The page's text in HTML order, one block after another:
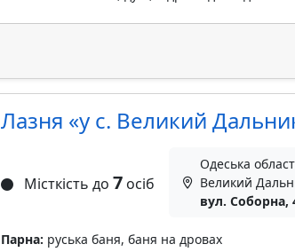
Лазня «у с. Великий
Місткість до 7осіб
Одеська
Великий
вул. Соборна,
Парна: руська баня, баня на дровах